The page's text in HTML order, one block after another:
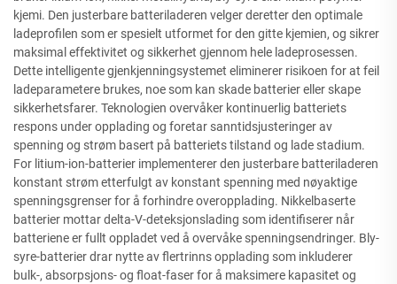
kjemi. Den justerbare batteriladeren velger deretter den optimale
ladeprofilen som er spesielt utformet for den gitte kjemien, og sikrer
maksimal effektivitet og sikkerhet gjennom hele ladeprosessen.
Dette intelligente gjenkjenningsystemet eliminerer risikoen for at feil
ladeparametere brukes, noe som kan skade batterier eller skape
sikkerhetsfarer. Teknologien overvåker kontinuerlig batteriets
respons under opplading og foretar sanntidsjusteringer av
spenning og strøm basert på batteriets tilstand og lade stadium.
For litium-ion-batterier implementerer den justerbare batteriladeren
konstant strøm etterfulgt av konstant spenning med nøyaktige
spenningsgrenser for å forhindre overopplading. Nikkelbaserte
batterier mottar delta-V-deteksjonslading som identifiserer når
batteriene er fullt oppladet ved å overvåke spenningsendringer. Bly-
syre-batterier drar nytte av flertrinns opplading som inkluderer
bulk-, absorpsjons- og float-faser for å maksimere kapasitet og